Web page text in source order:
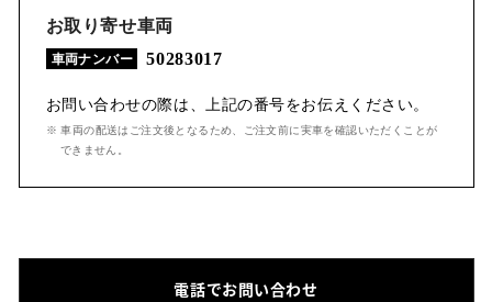
お取り寄せ車両
車両ナンバー 50283017
お問い合わせの際は、上記の番号をお伝えください。
※ 車両の配送はご注文後となるため、ご注文前に実車を確認いただくことが
できません。
電話でお問い合わせ